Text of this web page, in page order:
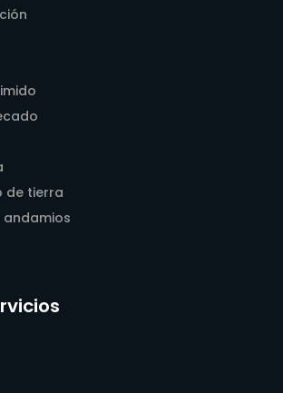
de tierra
andamios